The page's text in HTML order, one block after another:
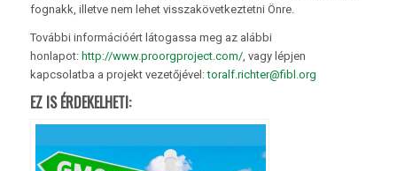
fognakk, illetve nem lehet visszakövetkeztetni Önre.
További információért látogassa meg az alábbi
honlapot: http://www.proorgproject.com/, vagy lépjen
kapcsolatba a projekt vezetőjével:toralf.richter@fibl.org
EZ IS ÉRDEKELHETI: